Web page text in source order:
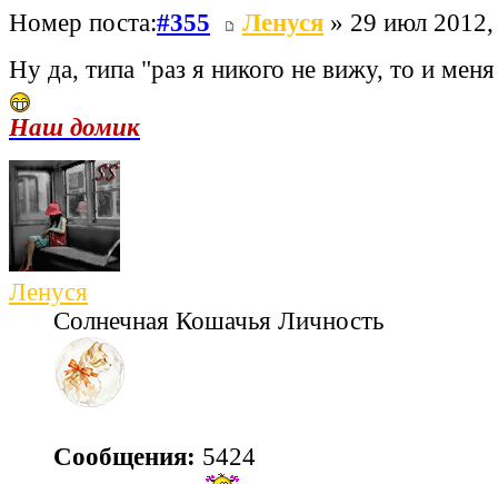
Номер поста:#355 Ленуся » 29 июл
Ну да, типа "раз я никого не вижу, то и
Наш домик
Ленуся
Солнечная Кошачья Личность
Сообщения: 5424